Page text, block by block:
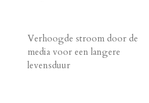
Verhoogde stroom door de
media voor een langere
levensduur